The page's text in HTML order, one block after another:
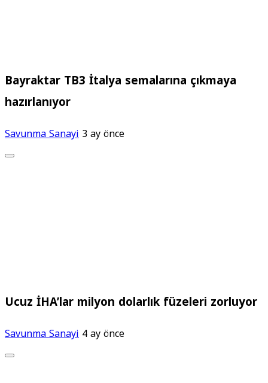
Bayraktar TB3 İtalya semalarına çıkmaya
hazırlanıyor
Savunma Sanayi3 ay önce
Ucuz İHA’lar milyon dolarlık füzeleri zorluyor
Savunma Sanayi4 ay önce